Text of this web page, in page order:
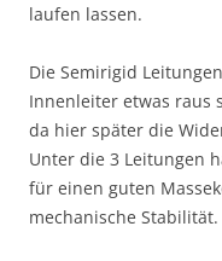
laufen lassen.
Die Semirigid
Innenleiter etwas raus
da hier später die
Unter die 3 Leitungen
für einen guten
mechanische Stabilität.